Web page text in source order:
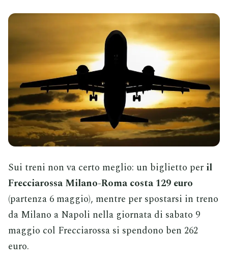
Sui treni non va certo meglio: un biglietto per il
Frecciarossa Milano-Roma costa 129 euro
(partenza 6 maggio), mentre per spostarsi in treno
da Milano a Napoli nella giornata di sabato 9
maggio col Frecciarossa si spendono ben 262
euro.